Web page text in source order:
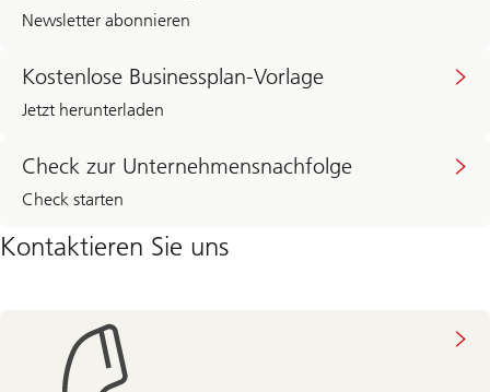
Newsletter abonnieren
Kostenlose Businessplan-Vorlage
Jetzt herunterladen
Check zur Unternehmensnachfolge
Check starten
Kontaktieren Sie uns